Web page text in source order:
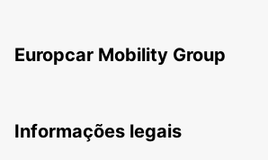
Europcar Mobility Group
Informações legais